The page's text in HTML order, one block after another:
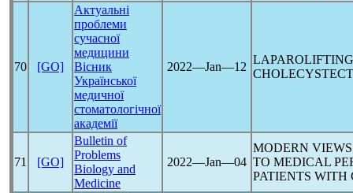
70 [GO]
Актуальні
проблеми
сучасної
медицини
Вісник
Української
медичної
стоматологічної
академії
2022―Jan―12
71 [GO]
Bulletin of
Problems
Biology and
Medicine
2022―Jan―04
MODERN
TO MEDICAL
PATIENTS WITH